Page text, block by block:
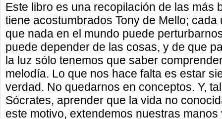
Este libro es una recopilación de las más
tiene acostumbrados Tony de Mello;
que nada en el mundo puede
puede depender de las cosas, y de que
la luz sólo tenemos que saber
melodía. Lo que nos hace falta es estar
verdad. No quedarnos en conceptos. Y,
Sócrates, aprender que la vida no
este motivo, extendemos nuestras